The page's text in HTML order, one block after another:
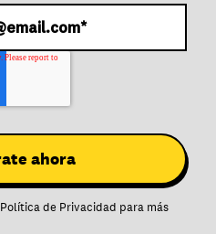
Política de Privacidad para más